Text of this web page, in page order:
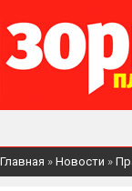
Главная » Новости »